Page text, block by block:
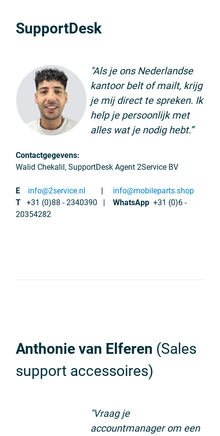
SupportDesk
"Als je ons Nederlandse
kantoor belt of mailt, krijg
je mij direct te spreken. Ik
help je persoonlijk met
alles wat je nodig hebt.”
Contactgegevens:
Walid Chekalil, SupportDesk Agent 2Service BV
E info@2service.nl |
info@mobileparts.shop
T
+31 (0)88 - 2340390 | WhatsApp +31 (0)6 -
20354282
Anthonie van Elferen (Sales
support accessoires)
"Vraag je
accountmanager om een